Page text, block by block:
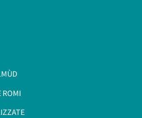
ROMI​